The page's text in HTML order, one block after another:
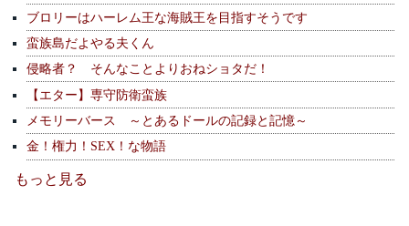
ブロリーはハーレム王な海賊王を目指すそうです
蛮族島だよやる夫くん
侵略者？ そんなことよりおねショタだ！
【エター】専守防衛蛮族
メモリーバース ～とあるドールの記録と記憶～
金！権力！SEX！な物語
もっと見る